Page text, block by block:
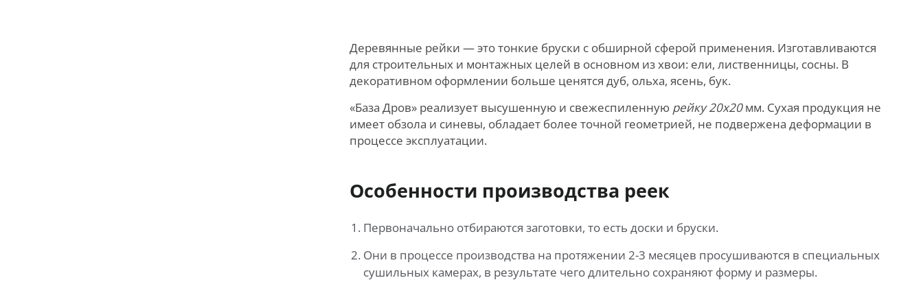
Деревянные рейки — это тонкие бруски с обширной сферой применения. Изготавливаются
для строительных и монтажных целей в основном из хвои: ели, лиственницы, сосны. В
декоративном оформлении больше ценятся дуб, ольха, ясень, бук.
«База Дров» реализует высушенную и свежеспиленную рейку 20х20мм. Сухая продукция не
имеет обзола и синевы, обладает более точной геометрией, не подвержена деформации в
процессе эксплуатации.
Особенности производства реек
Первоначально отбираются заготовки, то есть доски и бруски.
Они в процессе производства на протяжении 2-3 месяцев просушиваются в специальных
сушильных камерах, в результате чего длительно сохраняют форму и размеры.